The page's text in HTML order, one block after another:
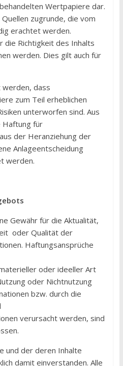
Wertpapiere dar.
zugrunde, die vom
erachtet werden.
die Richtigkeit des Inhalts
werden. Dies gilt auch für
werden, dass
zum Teil erheblichen
unterworfen sind. Aus
Haftung für
der Heranziehung der
Anlageentscheidung
werden.
Gewähr für die Aktualität,
oder Qualität der
Haftungsansprüche
oder ideeller Art
oder Nichtnutzung
bzw. durch die
verursacht werden, sind
und der deren Inhalte
damit einverstanden. Alle